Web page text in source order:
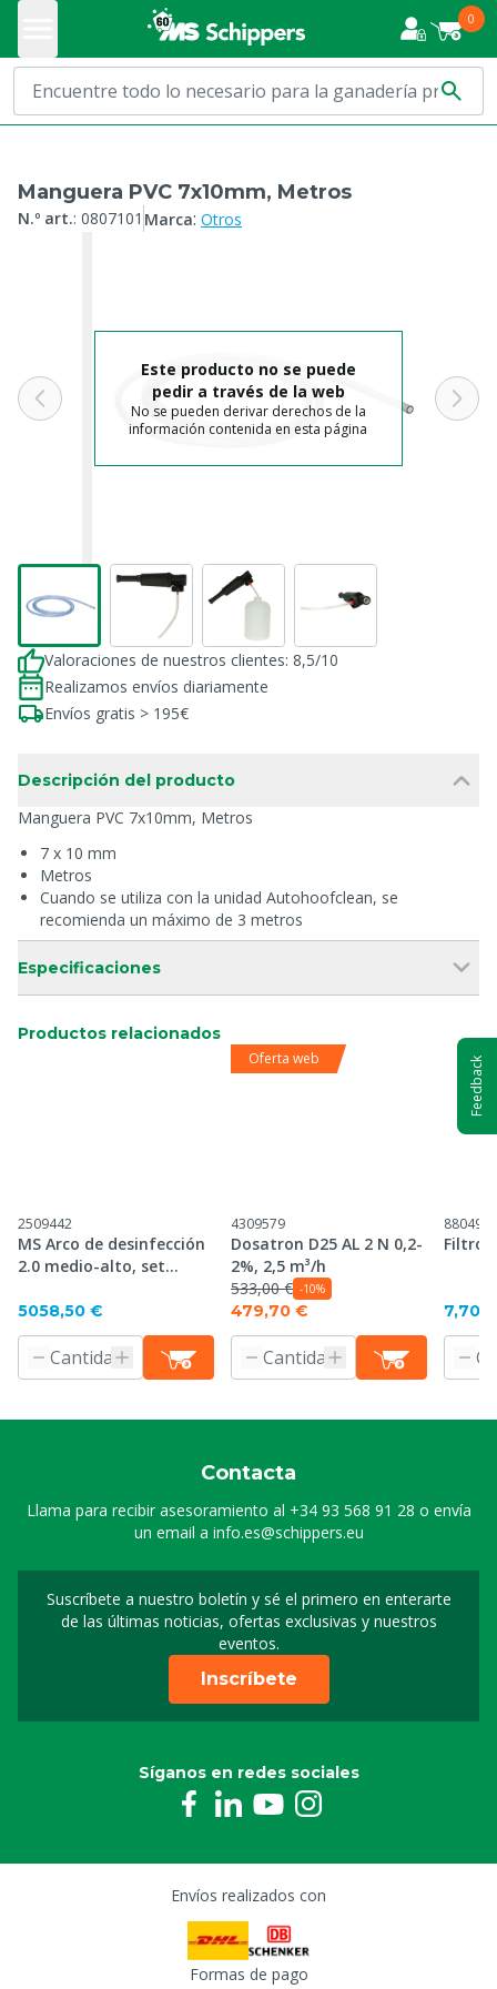
0
Manguera PVC 7x10mm, Metros
N.º art.: 0807101 Marca: Otros
Este producto no se puede
pedir a través de la web
No se pueden derivar derechos de la
información contenida en esta página
Valoraciones de nuestros clientes: 8,5/10
Realizamos envíos diariamente
Envíos gratis > 195€
Descripción del producto
Manguera PVC 7x10mm, Metros
7 x 10 mm
Metros
Cuando se utiliza con la unidad Autohoofclean, se
recomienda un máximo de 3 metros
Especificaciones
Productos relacionados
2509442
MS Arco de desinfección
2.0 medio-alto, set
5058,50 €
Oferta web
4309579
Dosatron D25 AL 2 N 0,2-
2%, 2,5 m³/h
533,00 € -10%
479,70 €
8804943
Filtro
7,70 €
Contacta
Llama para recibir asesoramiento al +34 93 568 91 28 o envía
un email a info.es@schippers.eu
Suscríbete a nuestro boletín y sé el primero en enterarte
de las últimas noticias, ofertas exclusivas y nuestros
eventos.
Suscripción a nuestro
Inscríbete
Síganos en redes sociales
Envíos realizados con
Formas de pago
Feedback